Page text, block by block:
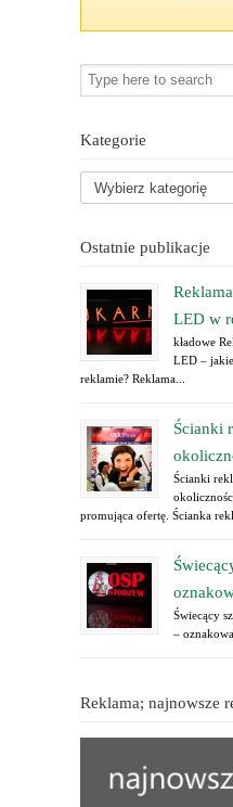
Kategorie
Ostatnie publikacje
LED w
kładowe
LED –
reklamie? Reklama...
Ścianki
Ścianki
promująca ofertę. Ścianka
Świecący
–
Reklama; najnowsze